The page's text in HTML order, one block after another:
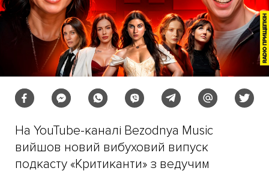
На YouTube-каналі Bezodnya Music
вийшов новий вибуховий випуск
подкасту «Критиканти» з ведучим